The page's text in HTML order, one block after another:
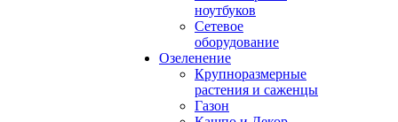
ноутбуков
Сетевое
оборудование
Озеленение
Крупноразмерные
растения и саженцы
Газон